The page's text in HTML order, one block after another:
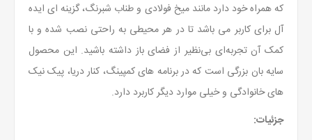
که همراه خود دارد مانند میخ فولادی و طناب شبرنگ، گزینه ای ایده
آل برای کاربر می باشد تا در هر محیطی به راحتی نصب شده و با
کمک آن تجربه‌ای بی‌نظیر از فضای باز داشته باشید. این محصول
سایه بان بزرگی است که در برنامه های کمپینگ، کنار دریا، پیک نیک
های خانوادگی و خیلی موارد دیگر کاربرد دارد.
جزئیات: